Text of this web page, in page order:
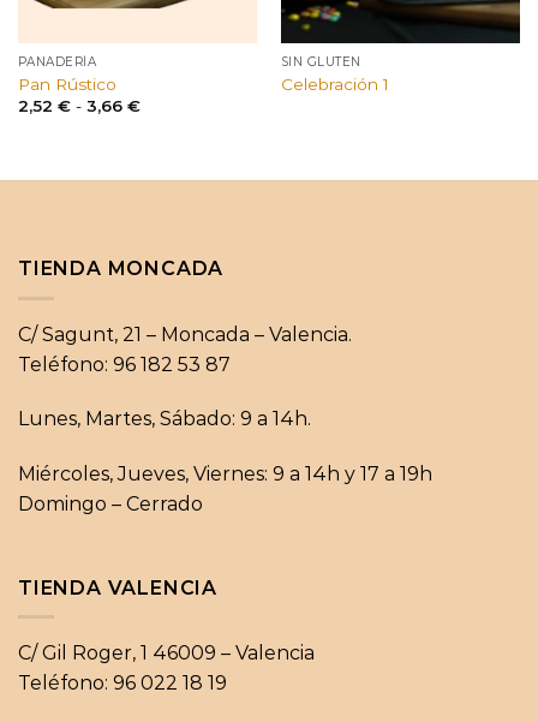
PANADERÍA
Pan Rústico
2,52 € - 3,66 €Rango
hasta
SIN GLUTEN
Celebración 1
TIENDA MONCADA
C/ Sagunt, 21 – Moncada – Valencia.
Teléfono: 96 182 53 87
Lunes, Martes, Sábado: 9 a 14h.
Miércoles, Jueves, Viernes: 9 a 14h y 17 a 19h
Domingo – Cerrado
TIENDA VALENCIA
C/ Gil Roger, 1 46009 – Valencia
Teléfono: 96 022 18 19